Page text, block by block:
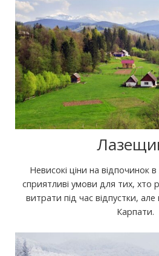
Невисокі ціни на відпочинок
сприятливі умови для тих, хто
витрати під час відпустки,
Карпати.